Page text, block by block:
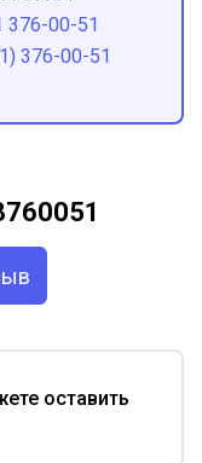
376-00-51
376-00-51
оставить